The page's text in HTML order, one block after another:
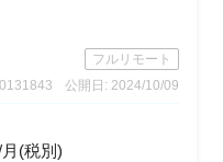
フルリモート
公開日: 2024/10/09
(税別)